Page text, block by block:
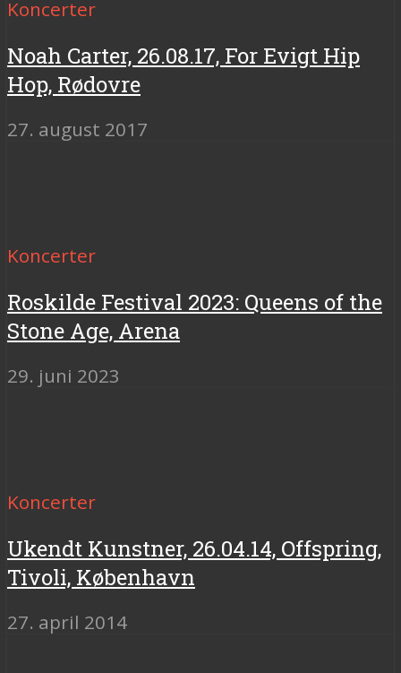
Koncerter
Noah Carter, 26.08.17, For Evigt Hip
Hop, Rødovre
27. august 2017
Koncerter
Roskilde Festival 2023: Queens of the
Stone Age, Arena
29. juni 2023
Koncerter
Ukendt Kunstner, 26.04.14, Offspring,
Tivoli, København
27. april 2014